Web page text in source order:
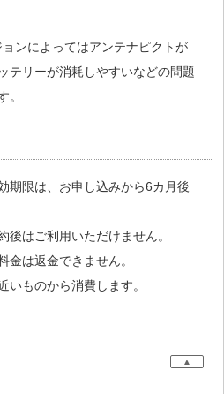
ンによってはアンテナピクトが
テリーが消耗しやすいなどの問題
。
期限は、お申し込みから6カ月後
後はご利用いただけません。
金は返金できません。
いものから消費します。
▲